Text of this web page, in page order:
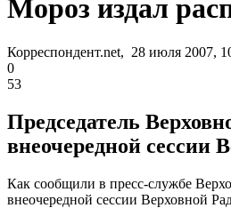
Мороз издал
Корреспондент.net, 28 июля 2007,
0
53
Председатель
внеочередной сессии
Как сообщили в пресс-службе
внеочередной сессии Верховной